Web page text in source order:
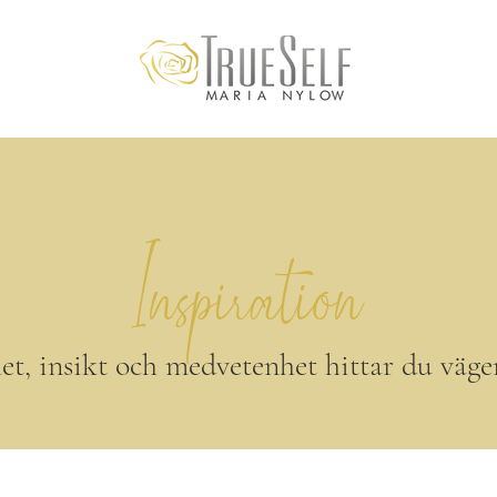
Inspiration
insikt och medvetenhet hittar du